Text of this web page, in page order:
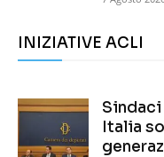
INIZIATIVE ACLI
Sindaci
Italia